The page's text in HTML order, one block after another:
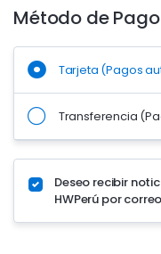
Método de Pago
Tarjeta (Pagos
Transferencia
Deseo recibir
HWPerú por